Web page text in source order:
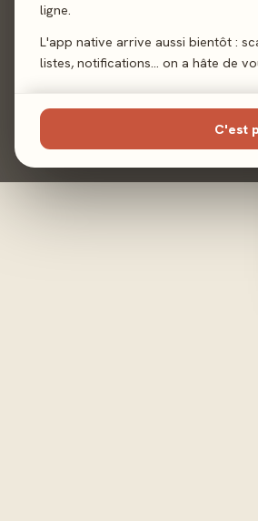
ligne.
L'app native arrive aussi bientôt :
listes, notifications… on a hâte de
C'est